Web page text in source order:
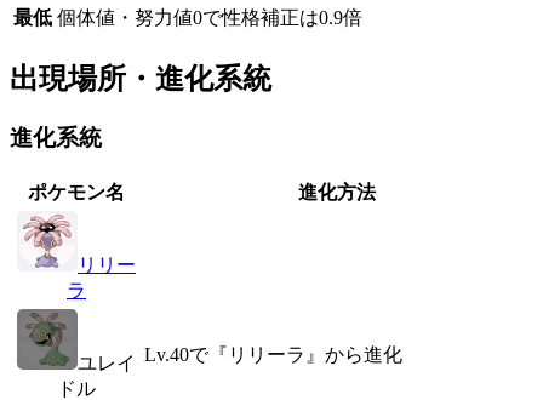
最低 個体値・努力値0で性格補正は0.9倍
出現場所・進化系統
進化系統
ポケモン名 進化方法
リリー
ラ
ユレイ
ドル
Lv.40で『リリーラ』から進化